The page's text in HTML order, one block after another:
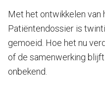
Met het ontwikkelen van
Patiëntendossier is
gemoeid. Hoe het nu
of de samenwerking
onbekend.